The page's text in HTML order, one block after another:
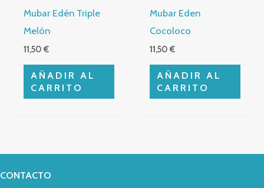
Mubar Edén Triple
Melón
11,50€
AÑADIR AL
CARRITO
Mubar Eden
Cocoloco
11,50€
AÑADIR AL
CARRITO
CONTACTO